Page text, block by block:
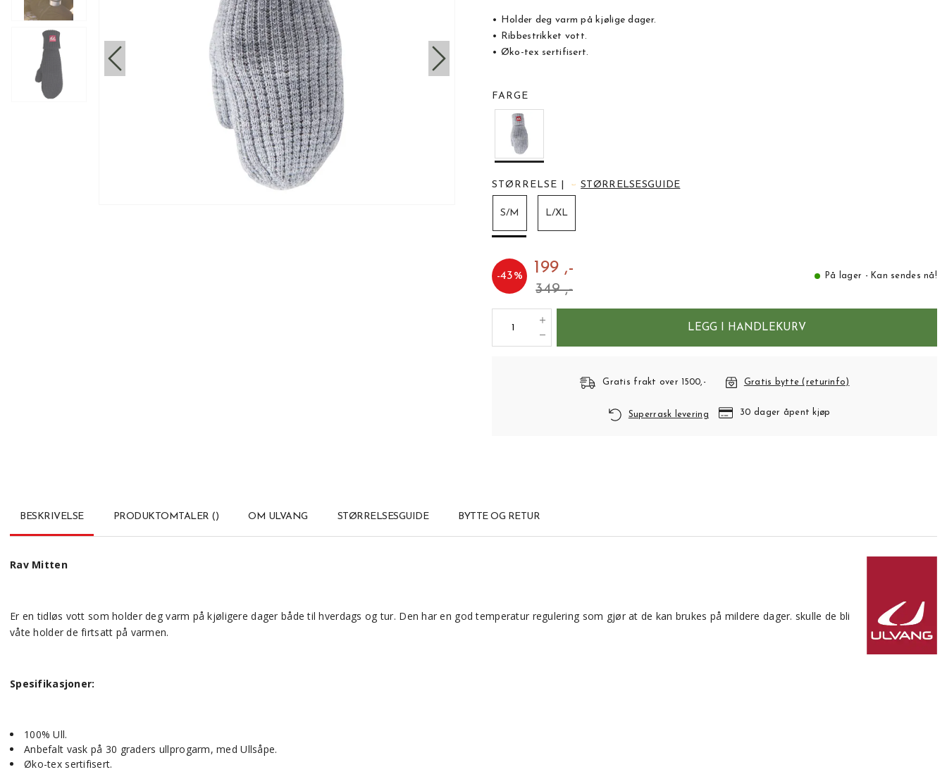
• Holder deg varm på kjølige dager.
• Ribbestrikket vott.
• Øko-tex sertifisert.
FARGE
STØRRELSE STØRRELSESGUIDE
S/M L/XL
-43% 199 ,-
349 ,-
På lager - Kan sendes nå!
LEGG I HANDLEKURV
Gratis frakt over 1500,- Gratis bytte (returinfo)
Superrask levering 30 dager åpent kjøp
BESKRIVELSE PRODUKTOMTALER () OM ULVANG STØRRELSESGUIDE BYTTE OG RETUR
Rav Mitten
Er en tidløs vott som holder deg varm på kjøligere dager både til hverdags og tur. Den har en god temperatur regulering som gjør at de kan brukes på mildere dager. skulle de bli
våte holder de firtsatt på varmen.
Spesifikasjoner:
100% Ull.
Anbefalt vask på 30 graders ullprogarm, med Ullsåpe.
Øko-tex sertifisert.